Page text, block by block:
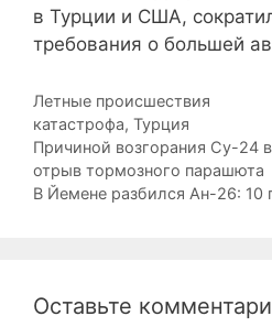
в Турции и США,
требования о большей
Рубрики
Летные происшествия
Метки
катастрофа, Турция
Причиной возгорания Су-24
отрыв тормозного парашюта
В Йемене разбился Ан-26: 10
Оставьте